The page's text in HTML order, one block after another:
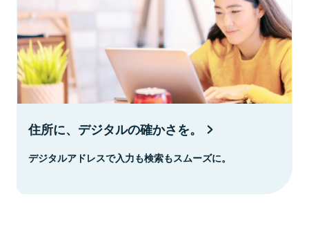
住所に、デジタルの確かさを。
デジタルアドレスで入力も検索もスムーズに。